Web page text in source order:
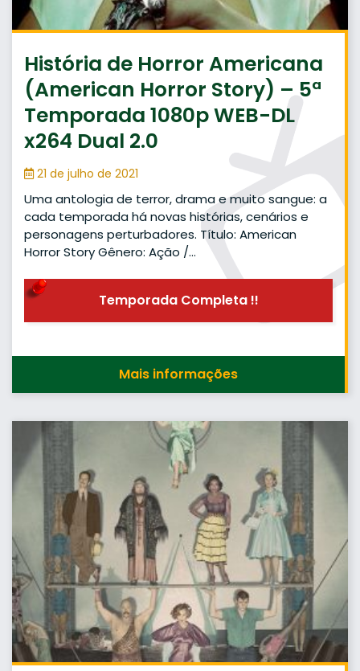
História de Horror Americana
(American Horror Story) – 5ª
Temporada 1080p WEB-DL
x264 Dual 2.0
21 de julho de 2021
Uma antologia de terror, drama e muito sangue: a
cada temporada há novas histórias, cenários e
personagens perturbadores. Título: American
Horror Story Gênero: Ação /…
Temporada Completa !!
Mais informações